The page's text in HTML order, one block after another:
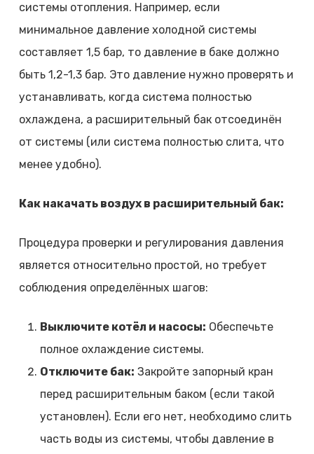
системы отопления. Например, если
минимальное давление холодной системы
составляет 1,5 бар, то давление в баке должно
быть 1,2-1,3 бар. Это давление нужно проверять и
устанавливать, когда система полностью
охлаждена, а расширительный бак отсоединён
от системы (или система полностью слита, что
менее удобно).
Как накачать воздух в расширительный бак:
Процедура проверки и регулирования давления
является относительно простой, но требует
соблюдения определённых шагов:
Выключите котёл и насосы: Обеспечьте
полное охлаждение системы.
Отключите бак: Закройте запорный кран
перед расширительным баком (если такой
установлен). Если его нет, необходимо слить
часть воды из системы, чтобы давление в